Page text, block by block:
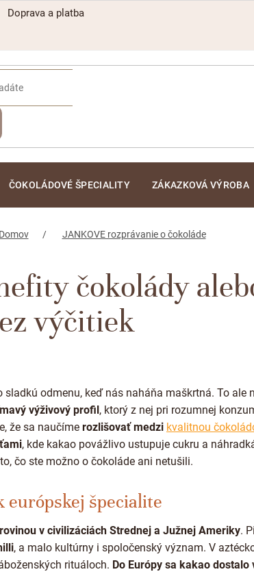
Doprava a platba
ČOKOLÁDOVÉ ŠPECIALITY ZÁKAZKOVÁ VÝROBA
Domov JANKOVE rozprávanie o čokoláde
čokolády
výčitiek
odmenu, keď nás naháňa maškrtná. To ale
výživový profil, ktorý z nej pri rozumnej
že sa naučíme rozlišovať medzi kvalitnou
, kde kakao povážlivo ustupuje cukru a
čo ste možno o čokoláde ani netušili.
európskej špecialite
v civilizáciách Strednej a Južnej Ameriky.
, a malo kultúrny i spoločenský význam. V
rituáloch. Do Európy sa kakao dostalo